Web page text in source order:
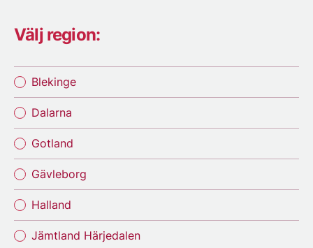
Välj region:
Blekinge
Dalarna
Gotland
Gävleborg
Halland
Jämtland Härjedalen